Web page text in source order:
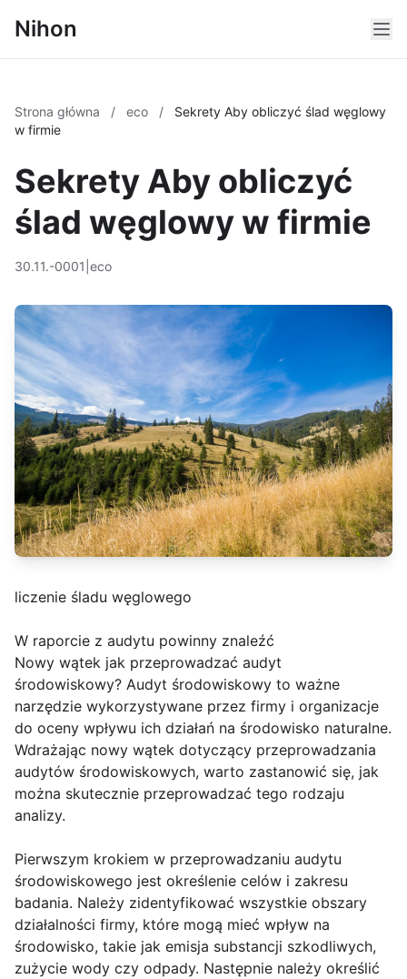
Nihon
Strona główna / eco /
Sekrety Aby obliczyć ślad węglowy
w firmie
Sekrety Aby obliczyć
ślad węglowy w firmie
30.11.-0001 eco
liczenie śladu węglowego
W raporcie z audytu powinny znaleźć
Nowy wątek jak przeprowadzać audyt
środowiskowy? Audyt środowiskowy to ważne
narzędzie wykorzystywane przez firmy i organizacje
do oceny wpływu ich działań na środowisko naturalne.
Wdrażając nowy wątek dotyczący przeprowadzania
audytów środowiskowych, warto zastanowić się, jak
można skutecznie przeprowadzać tego rodzaju
analizy.
Pierwszym krokiem w przeprowadzaniu audytu
środowiskowego jest określenie celów i zakresu
badania. Należy zidentyfikować wszystkie obszary
działalności firmy, które mogą mieć wpływ na
środowisko, takie jak emisja substancji szkodliwych,
zużycie wody czy odpady. Następnie należy określić